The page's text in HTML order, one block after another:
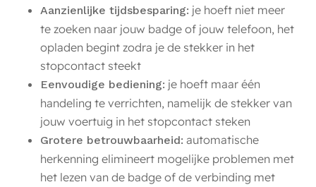
Aanzienlijke tijdsbesparing: je hoeft niet meer
te zoeken naar jouw badge of jouw telefoon, het
opladen begint zodra je de stekker in het
stopcontact steekt
Eenvoudige bediening: je hoeft maar één
handeling te verrichten, namelijk de stekker van
jouw voertuig in het stopcontact steken
Grotere betrouwbaarheid: automatische
herkenning elimineert mogelijke problemen met
het lezen van de badge of de verbinding met